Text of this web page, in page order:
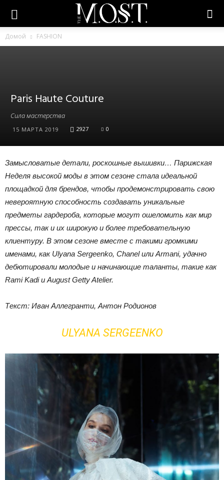
Домой FASHION
Paris Haute Couture
Сила мастерства
15 МАРТА 2019 2927 0
Замысловатые детали, роскошные вышивки… Парижская
Неделя высокой моды в этом сезоне стала идеальной
площадкой для брендов, чтобы продемонстрировать свою
невероятную способность создавать уникальные
предметы гардероба, которые могут ошеломить как мир
прессы, так и их широкую и более требовательную
клиентуру. В этом сезоне вместе с такими громкими
именами, как Ulyana Sergeenko, Chanel или Armani, удачно
дебютировали молодые и начинающие таланты, такие как
Rami Kadi и August Getty Atelier.
Текст: Иван Аллегранти, Антон Родионов
ULYANA SERGEENKO